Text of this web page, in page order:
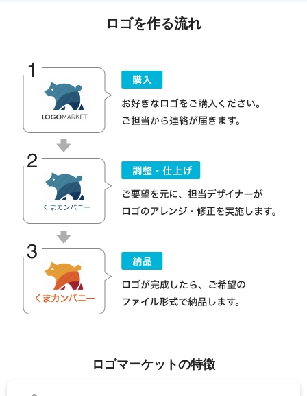
ロゴを作る流れ
ロゴマーケットの特徴